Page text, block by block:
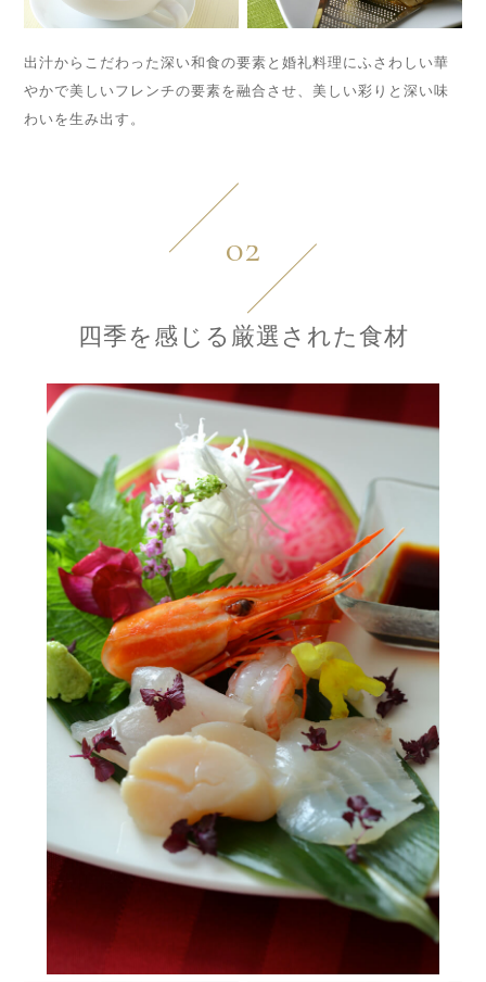
出汁からこだわった深い和食の要素と婚礼料理にふさわしい華
やかで美しいフレンチの要素を融合させ、美しい彩りと深い味
わいを生み出す。
02
四季を感じる厳選された食材